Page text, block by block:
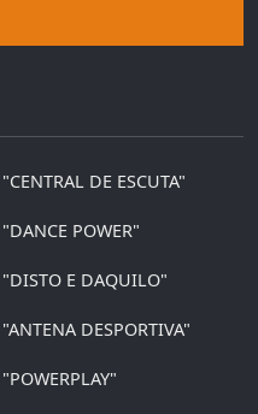
"CENTRAL DE ESCUTA"
"DANCE POWER"
"DISTO E DAQUILO"
"ANTENA DESPORTIVA"
"POWERPLAY"